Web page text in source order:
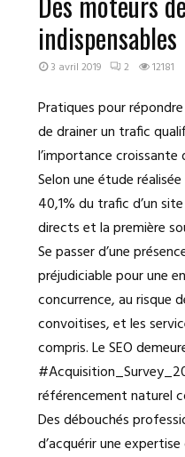
indispensables
3 avril 2019 2 12181
Pratiques pour
de drainer un trafic
l’importance croissante
Selon une étude
40,1% du trafic d’un
directs et la première
Se passer d’une
préjudiciable pour une
concurrence, au risque
convoitises, et les
compris. Le SEO
référencement naturel
Des débouchés
d’acquérir une